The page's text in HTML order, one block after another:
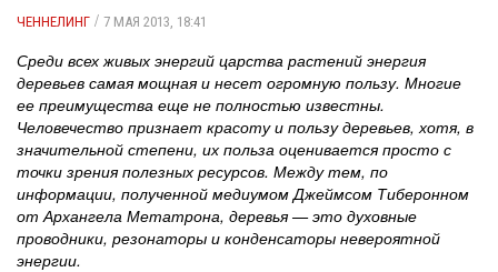
ЧЕННЕЛИНГ / 7 МАЯ 2013, 18:41
Среди всех живых энергий царства растений энергия
деревьев самая мощная и несет огромную пользу. Многие
ее преимущества еще не полностью известны.
Человечество признает красоту и пользу деревьев, хотя, в
значительной степени, их польза оценивается просто с
точки зрения полезных ресурсов. Между тем, по
информации, полученной медиумом Джеймсом Тиберонном
от Архангела Метатрона, деревья — это духовные
проводники, резонаторы и конденсаторы невероятной
энергии.